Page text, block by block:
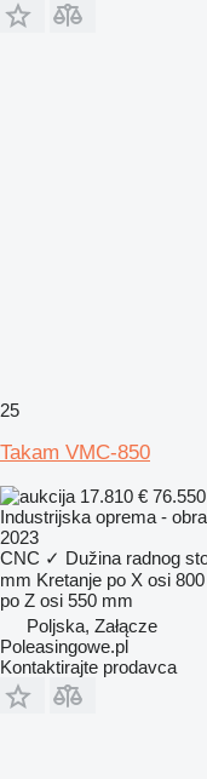
25
Takam VMC-850
17.810 €
Industrijska oprema -
2023
CNC ✓ Dužina radnog
mm Kretanje po X osi
po Z osi 550 mm
Poljska, Załącze
Poleasingowe.pl
Kontaktirajte prodavca